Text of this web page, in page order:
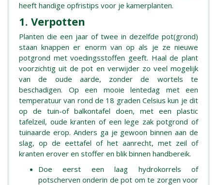
heeft handige opfristips voor je kamerplanten.
1. Verpotten
Planten die een jaar of twee in dezelfde pot(grond)
staan knappen er enorm van op als je ze nieuwe
potgrond met voedingsstoffen geeft. Haal de plant
voorzichtig uit de pot en verwijder zo veel mogelijk
van de oude aarde, zonder de wortels te
beschadigen. Op een mooie lentedag met een
temperatuur van rond de 18 graden Celsius kun je dit
op de tuin-of balkontafel doen, met een plastic
tafelzeil, oude kranten of een lege zak potgrond of
tuinaarde erop. Anders ga je gewoon binnen aan de
slag, op de eettafel of het aanrecht, met zeil of
kranten erover en stoffer en blik binnen handbereik.
Doe eerst een laag hydrokorrels of
potscherven onderin de pot om te zorgen voor